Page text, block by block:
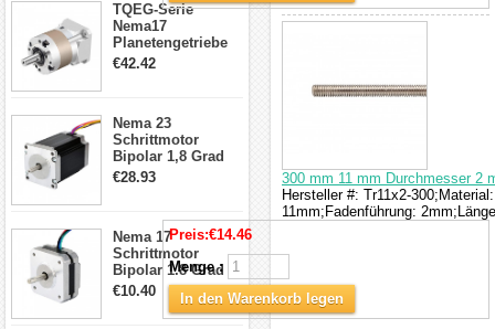
TQEG-Serie
Nema17
Planetengetriebe
5:1 Spiel 15Arc-
€42.42
Nema 23
Schrittmotor
Bipolar 1,8 Grad
2,83Nm 4 A 2,26V
Anschlüssen
€28.93
Nema 17
Schrittmotor
Bipolar 1.8 Grad
8.7Ncm 1A 3.5V 4
Draden Hybrid-
Schrittmotor
€10.40
300 mm 11 mm Durchmesser 2
Hersteller #: Tr11x2-
11mm;Fadenführung:
Preis:€14.46
Menge :
In den Warenkorb legen